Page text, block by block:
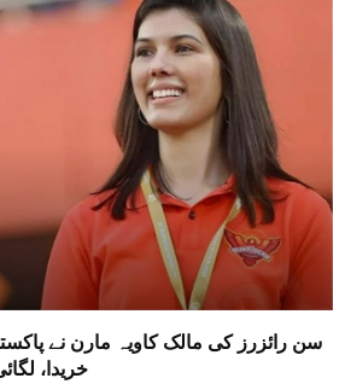
سن رائزرز کی مالک کاویہ مارن نے
خریدا، لگائی 2.34 کروڑ کی